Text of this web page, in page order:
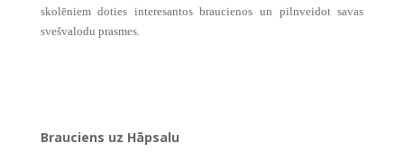
skolēniem doties interesantos braucienos un pilnveidot savas
svešvalodu prasmes.
Brauciens uz Hāpsalu